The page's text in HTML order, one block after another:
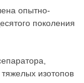
опытно-
поколения
изотопов